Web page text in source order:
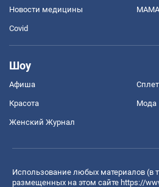
Новости медицины
Covid
Шоу
Афиша
Красота Мода
Женский Журнал
Использование любых материалов (в
размещенных на этом сайте https://